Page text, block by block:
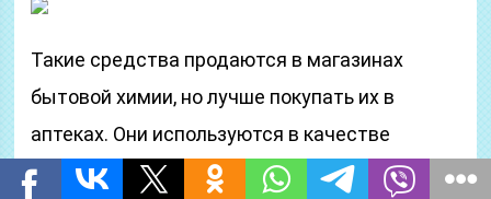
Такие средства продаются в магазинах
бытовой химии, но лучше покупать их в
аптеках. Они используются в качестве
натуральных размягчителей. Можно